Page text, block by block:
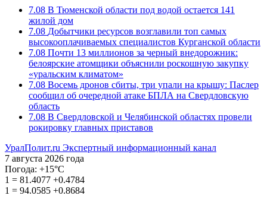
7.08 В Тюменской области под водой остается 141
жилой дом
7.08 Добытчики ресурсов возглавили топ самых
высокооплачиваемых специалистов Курганской области
7.08 Почти 13 миллионов за черный внедорожник:
белоярские атомщики объяснили роскошную закупку
«уральским климатом»
7.08 Восемь дронов сбиты, три упали на крышу: Паслер
сообщил об очередной атаке БПЛА на Свердловскую
область
7.08 В Свердловской и Челябинской областях провели
рокировку главных приставов
УралПолит.ru Экспертный информационный канал
7 августа 2026 года
Погода: +15°С
1 = 81.4077 +0.4784
1 = 94.0585 +0.8684